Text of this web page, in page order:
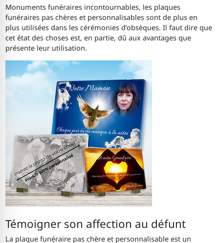
Monuments funéraires incontournables, les plaques
funéraires pas chères et personnalisables sont de plus en
plus utilisées dans les cérémonies d’obsèques. Il faut dire que
cet état des choses est, en partie, dû aux avantages que
présente leur utilisation.
Témoigner son affection au défunt
La plaque funéraire pas chère et personnalisable est un